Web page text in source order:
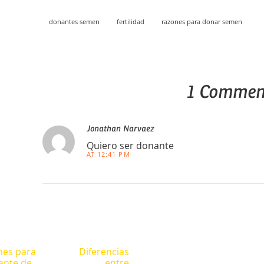
donantes semen fertilidad razones para donar semen
1
Jonathan Narvaez
Quiero ser donante
AT 12:41 PM
para
Diferencias